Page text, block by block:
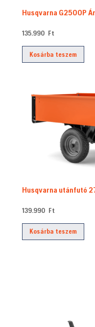
Husqvarna G2500P
135.990 Ft
Kosárba teszem
Husqvarna utánfutó
139.990 Ft
Kosárba teszem